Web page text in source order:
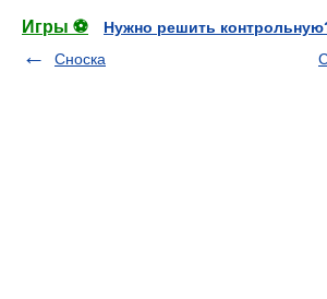
Игры ⚽
Нужно решить
Сноска